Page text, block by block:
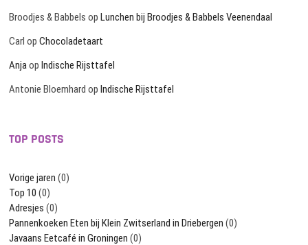
Broodjes & Babbels opLunchen bij Broodjes & Babbels Veenendaal
Carl opChocoladetaart
AnjaopIndische Rijsttafel
Antonie Bloemhard opIndische Rijsttafel
TOP POSTS
Vorige jaren (0)
Top 10 (0)
Adresjes (0)
Pannenkoeken Eten bij Klein Zwitserland in Driebergen (0)
Javaans Eetcafé in Groningen (0)